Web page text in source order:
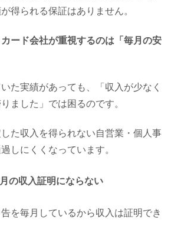
得られる保証はありません。
ード会社が重視するのは「毎月の安
た実績があっても、「収入が少なく
ました」では困るのです。
た収入を得られない自営業・個人事
しにくくなっています。
の収入証明にならない
告を毎月しているから収入は証明でき